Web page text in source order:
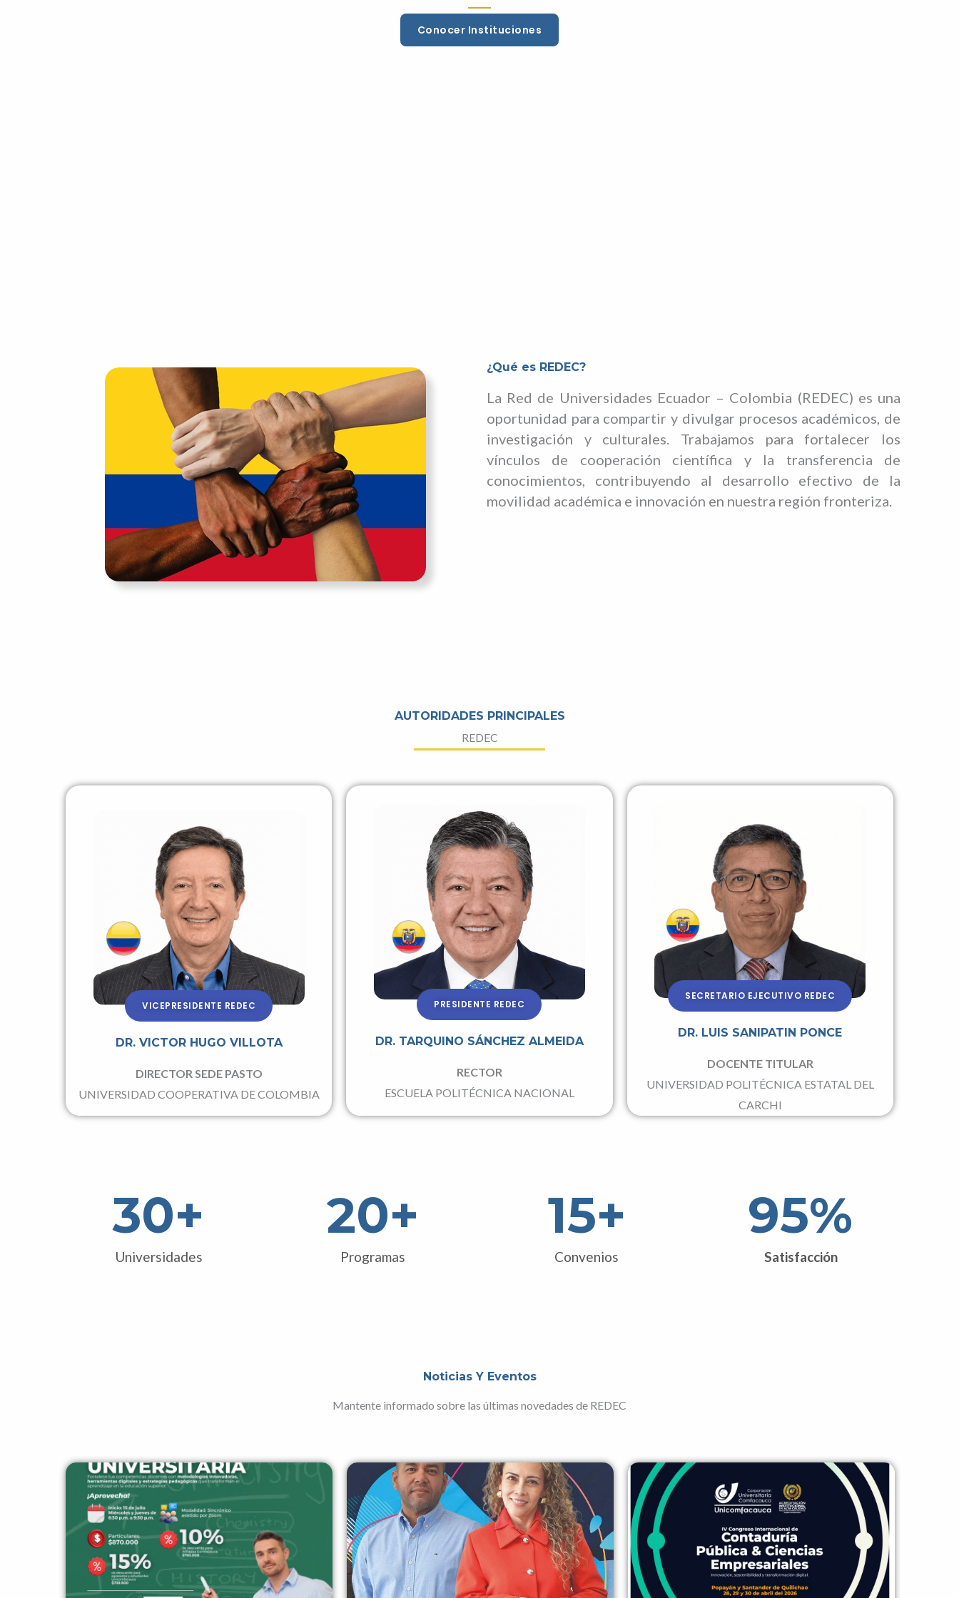
Conocer Instituciones
¿Qué es REDEC?
La Red de Universidades Ecuador – Colombia (REDEC) es una
oportunidad para compartir y divulgar procesos académicos, de
investigación y culturales. Trabajamos para fortalecer los
vínculos de cooperación científica y la transferencia de
conocimientos, contribuyendo al desarrollo efectivo de la
movilidad académica e innovación en nuestra región fronteriza.
AUTORIDADES PRINCIPALES
REDEC
VICEPRESIDENTE REDEC
DR. VICTOR HUGO VILLOTA
DIRECTOR SEDE PASTO
UNIVERSIDAD COOPERATIVA DE COLOMBIA
PRESIDENTE REDEC
DR. TARQUINO SÁNCHEZ ALMEIDA
RECTOR
ESCUELA POLITÉCNICA NACIONAL
SECRETARIO EJECUTIVO REDEC
DR. LUIS SANIPATIN PONCE
DOCENTE TITULAR
UNIVERSIDAD POLITÉCNICA ESTATAL DEL
CARCHI
Universidades
30+
Programas
20+
Convenios
15+
Satisfacción
95%
Noticias Y Eventos
Mantente informado sobre las últimas novedades de REDEC